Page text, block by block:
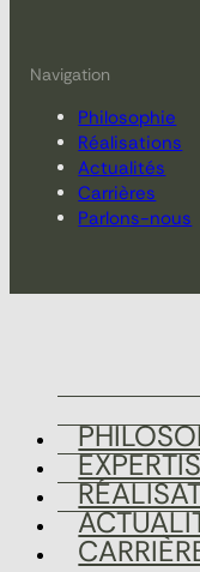
Navigation
Philosophie
Réalisations
Actualités
Carrières
Parlons-nous